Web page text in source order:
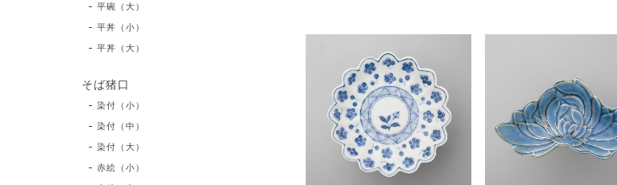
平碗（大）
平丼（小）
平丼（大）
そば猪口
染付（小）
染付（中）
染付（大）
赤絵（小）